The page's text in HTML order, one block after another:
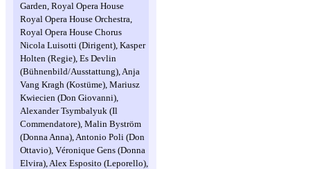
Garden, Royal Opera House
Royal Opera House Orchestra,
Royal Opera House Chorus
Nicola Luisotti (Dirigent), Kasper
Holten (Regie), Es Devlin
(Bühnenbild/Ausstattung), Anja
Vang Kragh (Kostüme), Mariusz
Kwiecien (Don Giovanni),
Alexander Tsymbalyuk (Il
Commendatore), Malin Byström
(Donna Anna), Antonio Poli (Don
Ottavio), Véronique Gens (Donna
Elvira), Alex Esposito (Leporello),